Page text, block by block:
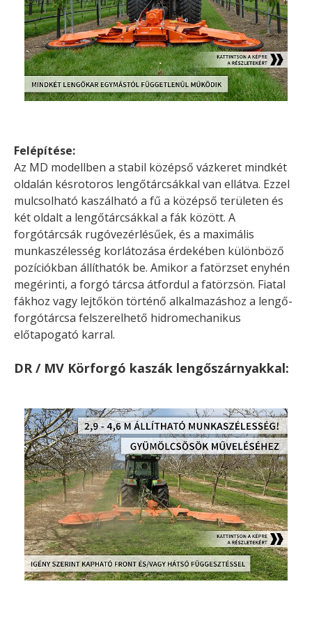
Felépítése:
Az MD modellben a stabil középső vázkeret mindkét
oldalán késrotoros lengőtárcsákkal van ellátva. Ezzel
mulcsolható kaszálható a fű a középső területen és
két oldalt a lengőtárcsákkal a fák között. A
forgótárcsák rugóvezérlésűek, és a maximális
munkaszélesség korlátozása érdekében különböző
pozíciókban állíthatók be. Amikor a fatörzset enyhén
megérinti, a forgó tárcsa átfordul a fatörzsön. Fiatal
fákhoz vagy lejtőkön történő alkalmazáshoz a lengő-
forgótárcsa felszerelhető hidromechanikus
előtapogató karral.
DR / MV Körforgó kaszák lengőszárnyakkal: